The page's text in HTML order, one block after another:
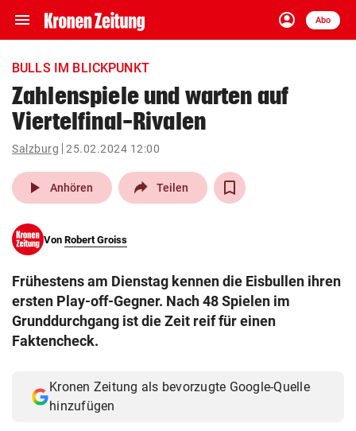
menu Navigation
ein-/ausklappen
account_circle
Anmelden
Abo
close Schließen
account_circle Anmelden
pin_drop
Wien arrow_right
search
eingeben
Muthgasse 2, 1190 Wien
BULLS IM BLICKPUNKT
Zahlenspiele und warten auf
Viertelfinal-Rivalen
Salzburg 25.02.2024 12:00
play_arrow Anhören Teilen
Von Robert Groiss
Frühestens am Dienstag kennen die Eisbullen ihren
ersten Play-off-Gegner. Nach 48 Spielen im
Grunddurchgang ist die Zeit reif für einen
Faktencheck.
Kronen Zeitung als bevorzugte Google-Quelle
hinzufügen